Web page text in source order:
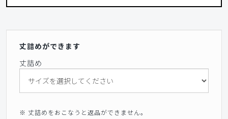
丈詰めができます
丈詰め
※ 丈詰めをおこなうと返品ができません。